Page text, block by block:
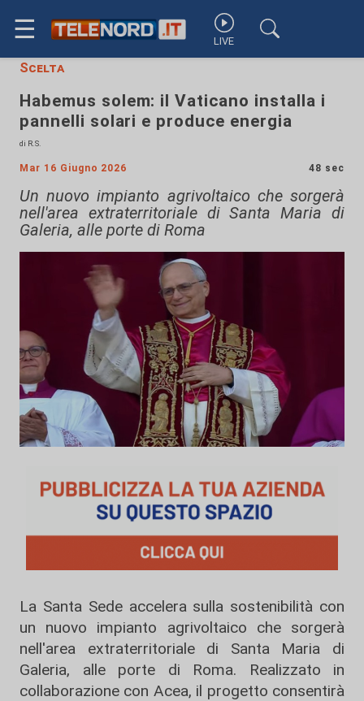
☰ LIVE
Scelta
Habemus solem: il Vaticano installa i
pannelli solari e produce energia
di R.S.
Mar 16 Giugno 2026 48 sec
Un nuovo impianto agrivoltaico che sorgerà
nell'area extraterritoriale di Santa Maria di
Galeria, alle porte di Roma
La Santa Sede accelera sulla sostenibilità con
un nuovo impianto agrivoltaico che sorgerà
nell'area extraterritoriale di Santa Maria di
Galeria, alle porte di Roma. Realizzato in
collaborazione con Acea, il progetto consentirà